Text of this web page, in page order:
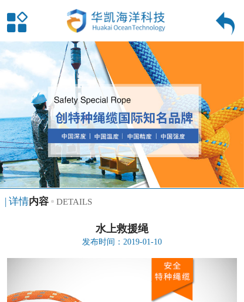
| 详情内容 DETAILS
水上救援绳
发布时间：2019-01-10